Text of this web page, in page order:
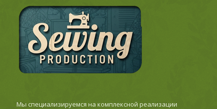
Мы специализируемся на комплексной реализации